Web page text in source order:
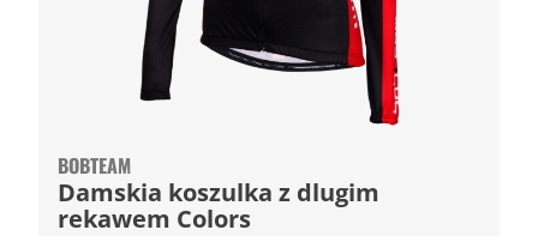
BOBTEAM
Damskia koszulka z dlugim
rekawem Colors